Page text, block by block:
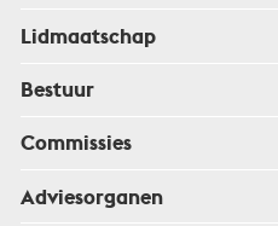
Lidmaatschap
Bestuur
Commissies
Adviesorganen